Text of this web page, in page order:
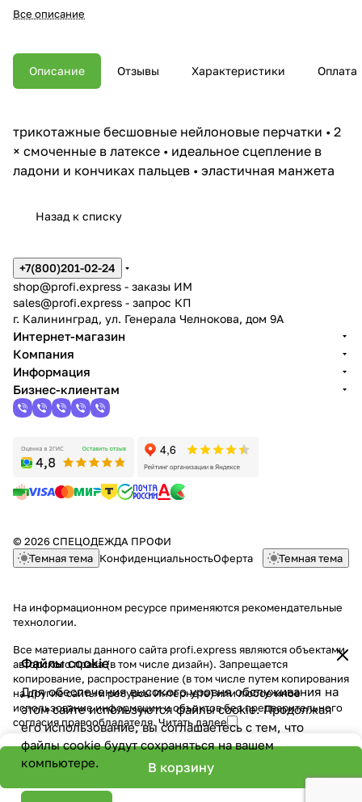
Все описание
Описание Отзывы Характеристики Оплата
трикотажные бесшовные нейлоновые перчатки • 2
× смоченные в латексе • идеальное сцепление в
ладони и кончиках пальцев • эластичная манжета
Назад к списку
В корзину
Файлы cookie
Для обеспечения высокого уровня обслуживания на
этом сайте используются файлы cookie. Продолжая
его использование, вы соглашаетесь с тем, что
файлы cookie будут сохраняться на вашем
компьютере.
+7(800)201-02-24
shop@profi.express - заказы ИМ
sales@profi.express - запрос КП
г. Калининград, ул. Генерала Челнокова, дом 9A
Интернет-магазин
Компания
Информация
Бизнес-клиентам
© 2026 СПЕЦОДЕЖДА ПРОФИ
Темная тема КонфиденциальностьОферта Темная тема
На информационном ресурсе применяются рекомендательные
технологии.
Все материалы данного сайта profi.express являются объектами
авторского права (в том числе дизайн). Запрещается
копирование, распространение (в том числе путем копирования
на другие сайты и ресурсы Интернете) или любое иное
использование информации и объектов без предварительного
согласия правообладателя. Читать далее